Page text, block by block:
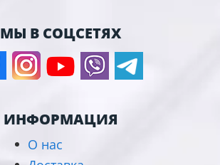
МЫ В СОЦСЕТЯХ
ИНФОРМАЦИЯ
О нас